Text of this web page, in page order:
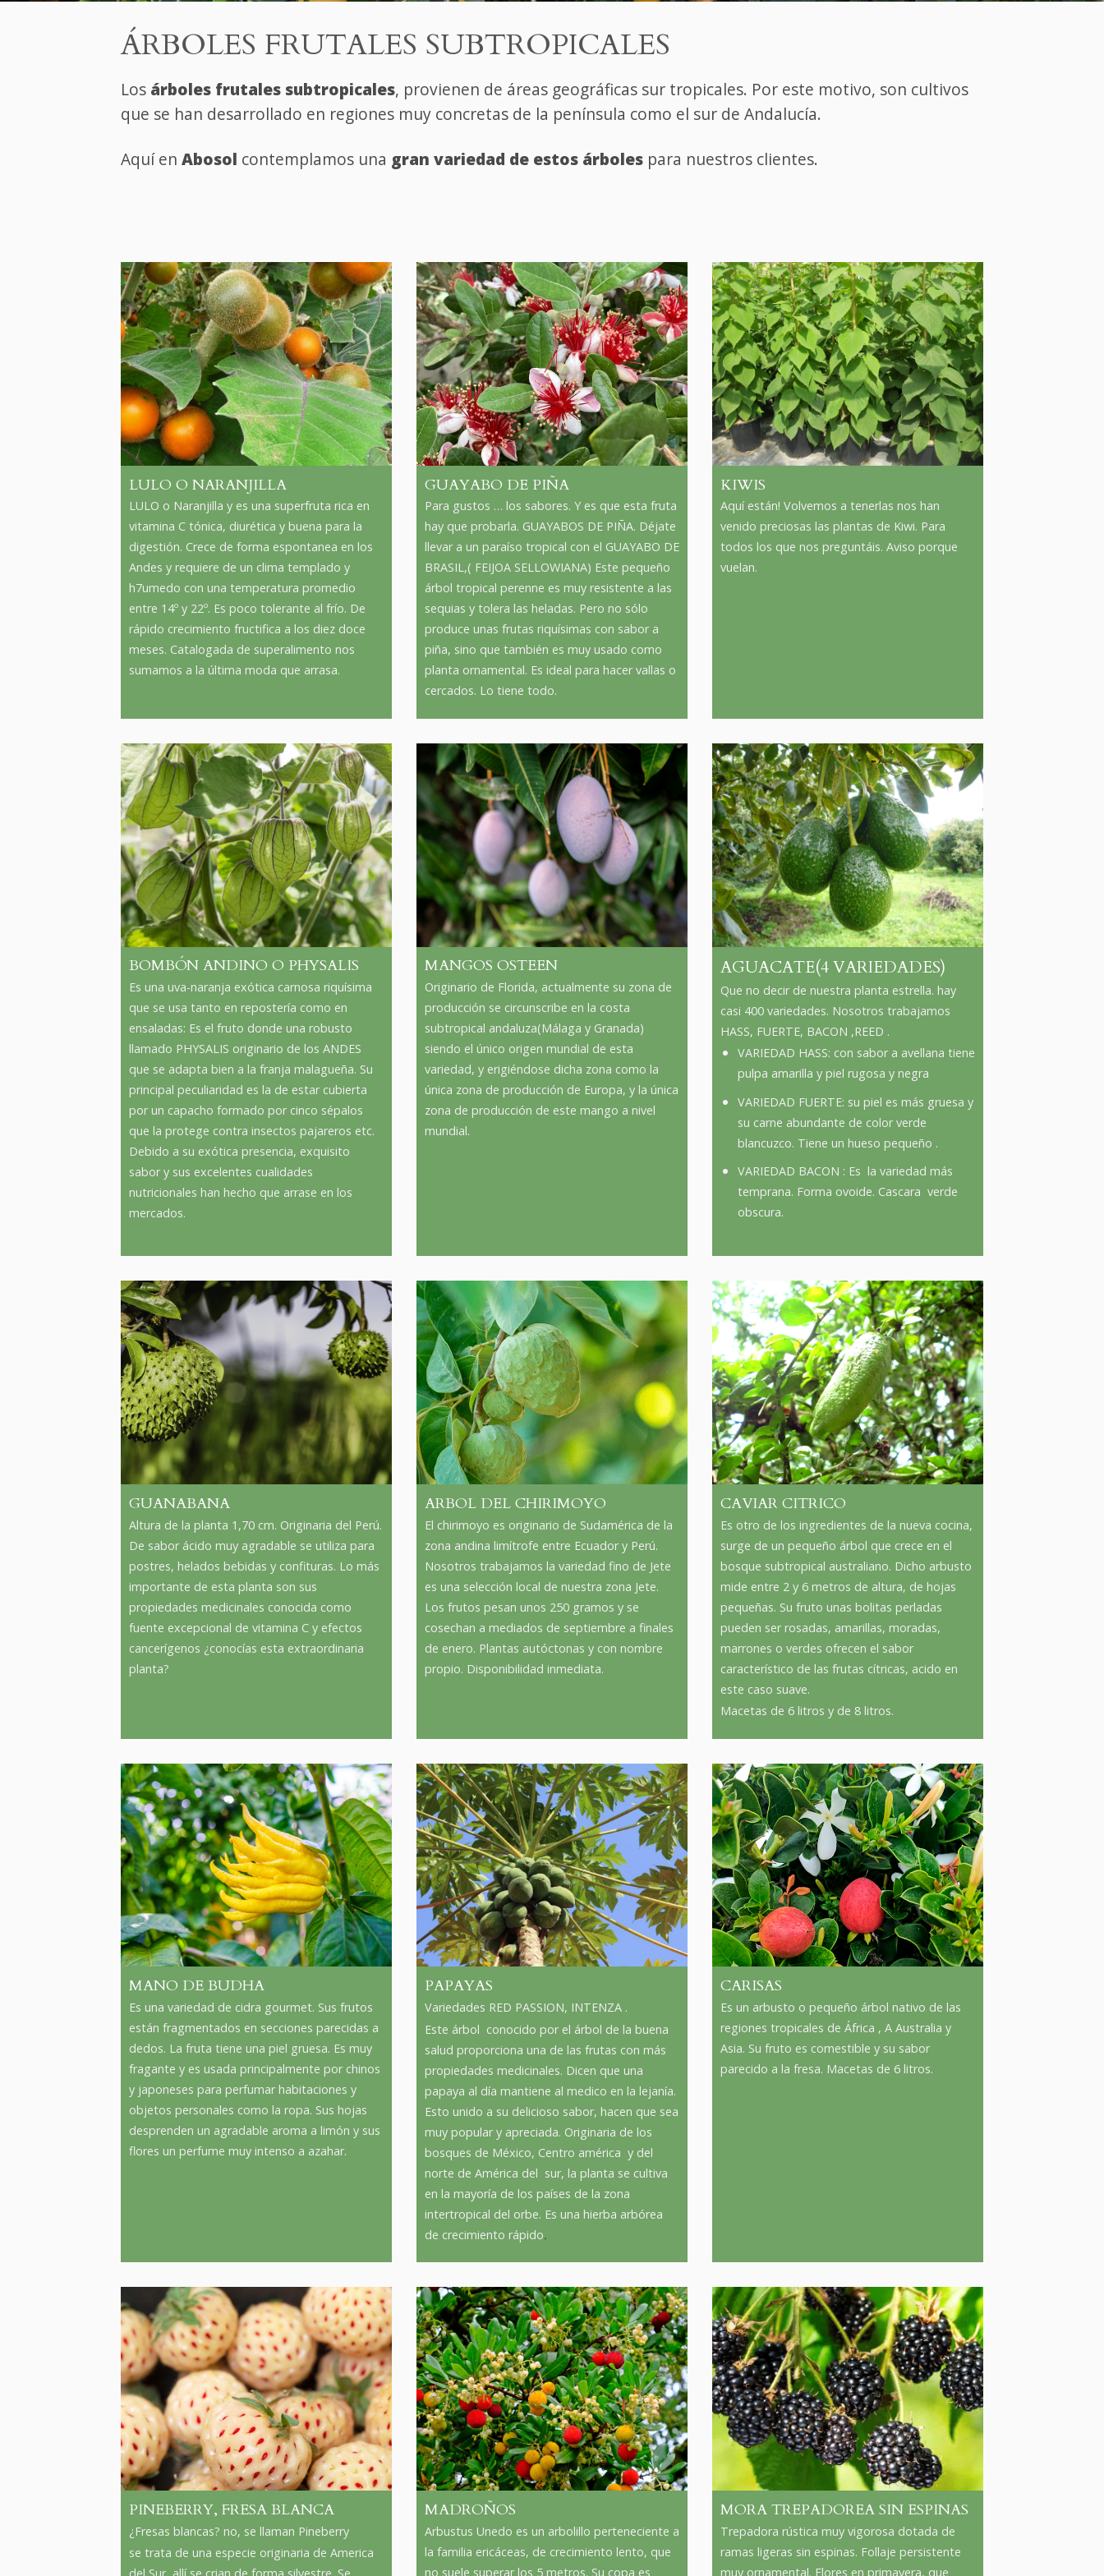
ÁRBOLES FRUTALES SUBTROPICALES
Los árboles frutales subtropicales, provienen de áreas geográficas sur tropicales. Por este motivo, son cultivos
que se han desarrollado en regiones muy concretas de la península como el sur de Andalucía.
Aquí en Abosol contemplamos una gran variedad de estos árboles para nuestros clientes.
LULO O NARANJILLA
LULO o Naranjilla y es una superfruta rica en
vitamina C tónica, diurética y buena para la
digestión. Crece de forma espontanea en los
Andes y requiere de un clima templado y
h7umedo con una temperatura promedio
entre 14º y 22º. Es poco tolerante al frío. De
rápido crecimiento fructifica a los diez doce
meses. Catalogada de superalimento nos
sumamos a la última moda que arrasa.
GUAYABO DE PIÑA
Para gustos … los sabores. Y es que esta fruta
hay que probarla. GUAYABOS DE PIÑA. Déjate
llevar a un paraíso tropical con el GUAYABO DE
BRASIL,( FEIJOA SELLOWIANA) Este pequeño
árbol tropical perenne es muy resistente a las
sequias y tolera las heladas. Pero no sólo
produce unas frutas riquísimas con sabor a
piña, sino que también es muy usado como
planta ornamental. Es ideal para hacer vallas o
cercados. Lo tiene todo.
KIWIS
Aquí están! Volvemos a tenerlas nos han
venido preciosas las plantas de Kiwi. Para
todos los que nos preguntáis. Aviso porque
vuelan.
BOMBÓN ANDINO O PHYSALIS
Es una uva-naranja exótica carnosa riquísima
que se usa tanto en repostería como en
ensaladas: Es el fruto donde una robusto
llamado PHYSALIS originario de los ANDES
que se adapta bien a la franja malagueña. Su
principal peculiaridad es la de estar cubierta
por un capacho formado por cinco sépalos
que la protege contra insectos pajareros etc.
Debido a su exótica presencia, exquisito
sabor y sus excelentes cualidades
nutricionales han hecho que arrase en los
mercados.
MANGOS OSTEEN
Originario de Florida, actualmente su zona de
producción se circunscribe en la costa
subtropical andaluza(Málaga y Granada)
siendo el único origen mundial de esta
variedad, y erigiéndose dicha zona como la
única zona de producción de Europa, y la única
zona de producción de este mango a nivel
mundial.
AGUACATE(4 VARIEDADES)
Que no decir de nuestra planta estrella. hay
casi 400 variedades. Nosotros trabajamos
HASS, FUERTE, BACON ,REED .
VARIEDAD HASS: con sabor a avellana tiene
pulpa amarilla y piel rugosa y negra
VARIEDAD FUERTE: su piel es más gruesa y
su carne abundante de color verde
blancuzco. Tiene un hueso pequeño .
VARIEDAD BACON : Es la variedad más
temprana. Forma ovoide. Cascara verde
obscura.
GUANABANA
Altura de la planta 1,70 cm. Originaria del Perú.
De sabor ácido muy agradable se utiliza para
postres, helados bebidas y confituras. Lo más
importante de esta planta son sus
propiedades medicinales conocida como
fuente excepcional de vitamina C y efectos
cancerígenos ¿conocías esta extraordinaria
planta?
ARBOL DEL CHIRIMOYO
El chirimoyo es originario de Sudamérica de la
zona andina limítrofe entre Ecuador y Perú.
Nosotros trabajamos la variedad fino de Jete
es una selección local de nuestra zona Jete.
Los frutos pesan unos 250 gramos y se
cosechan a mediados de septiembre a finales
de enero. Plantas autóctonas y con nombre
propio. Disponibilidad inmediata.
CAVIAR CITRICO
Es otro de los ingredientes de la nueva cocina,
surge de un pequeño árbol que crece en el
bosque subtropical australiano. Dicho arbusto
mide entre 2 y 6 metros de altura, de hojas
pequeñas. Su fruto unas bolitas perladas
pueden ser rosadas, amarillas, moradas,
marrones o verdes ofrecen el sabor
característico de las frutas cítricas, acido en
este caso suave.
Macetas de 6 litros y de 8 litros.
MANO DE BUDHA
Es una variedad de cidra gourmet. Sus frutos
están fragmentados en secciones parecidas a
dedos. La fruta tiene una piel gruesa. Es muy
fragante y es usada principalmente por chinos
y japoneses para perfumar habitaciones y
objetos personales como la ropa. Sus hojas
desprenden un agradable aroma a limón y sus
flores un perfume muy intenso a azahar.
PAPAYAS
Variedades RED PASSION, INTENZA .
Este árbol conocido por el árbol de la buena
salud proporciona una de las frutas con más
propiedades medicinales. Dicen que una
papaya al día mantiene al medico en la lejanía.
Esto unido a su delicioso sabor, hacen que sea
muy popular y apreciada. Originaria de los
bosques de México, Centro américa y del
norte de América del sur, la planta se cultiva
en la mayoría de los países de la zona
intertropical del orbe. Es una hierba arbórea
de crecimiento rápido.
CARISAS
Es un arbusto o pequeño árbol nativo de las
regiones tropicales de África , A Australia y
Asia. Su fruto es comestible y su sabor
parecido a la fresa. Macetas de 6 litros.
PINEBERRY, FRESA BLANCA
¿Fresas blancas? no, se llaman Pineberry
se trata de una especie originaria de America
MADROÑOS
Arbustus Unedo es un arbolillo perteneciente a
la familia ericáceas, de crecimiento lento, que
no suele superar los 5 metros. Su copa es
MORA TREPADOREA SIN ESPINAS
Trepadora rústica muy vigorosa dotada de
ramas ligeras sin espinas. Follaje persistente
muy ornamental. Flores en primavera, que